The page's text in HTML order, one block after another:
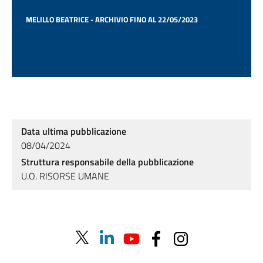
MELILLO BEATRICE - ARCHIVIO FINO AL 22/05/2023
Data ultima pubblicazione
08/04/2024
Struttura responsabile della pubblicazione
U.O. RISORSE UMANE